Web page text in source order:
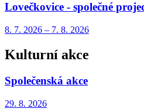
Lovečkovice - společné
8. 7. 2026 – 7. 8. 2026
Kulturní akce
Společenská akce
29. 8. 2026